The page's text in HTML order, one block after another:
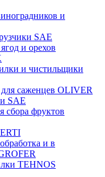
и
SAE
и орехов
и чистильщики
саженцев OLIVER
SAE
сбора фруктов
и в
TEHNOS